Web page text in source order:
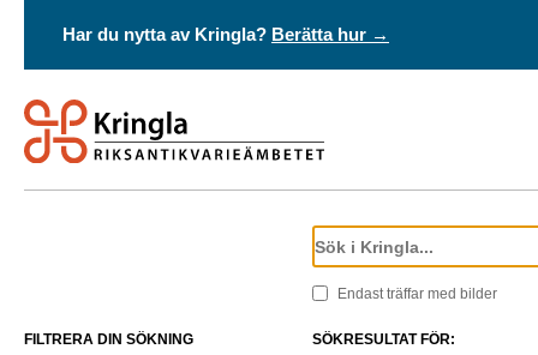
Har du nytta av Kringla? Berätta hur →
Endast träffar med bilder
SÖKRESULTAT FÖR:
FILTRERA DIN SÖKNING